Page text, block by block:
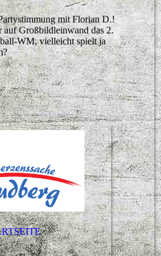
mit Florian D.!
auf Großbildleinwand das 2.
WM, vielleicht spielt ja